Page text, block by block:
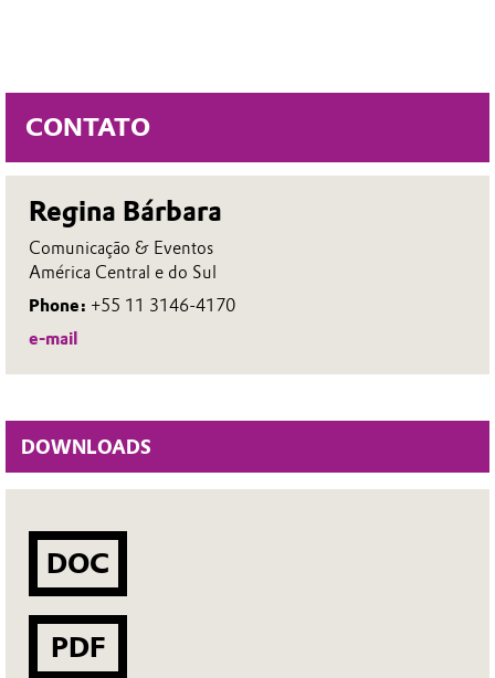
CONTATO
Regina Bárbara
Comunicação & Eventos
América Central e do Sul
Phone: +55 11 3146-4170
e-mail
DOWNLOADS
DOC
PDF